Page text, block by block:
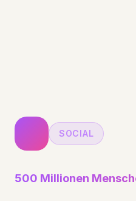
SOCIAL
500 Millionen